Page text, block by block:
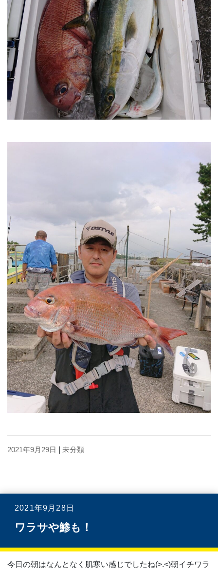
2021年9月29日 未分類
2021年9月28日
ワラサや鯵も！
今日の朝はなんとなく肌寒い感じでしたね(>.<)朝イチワラ